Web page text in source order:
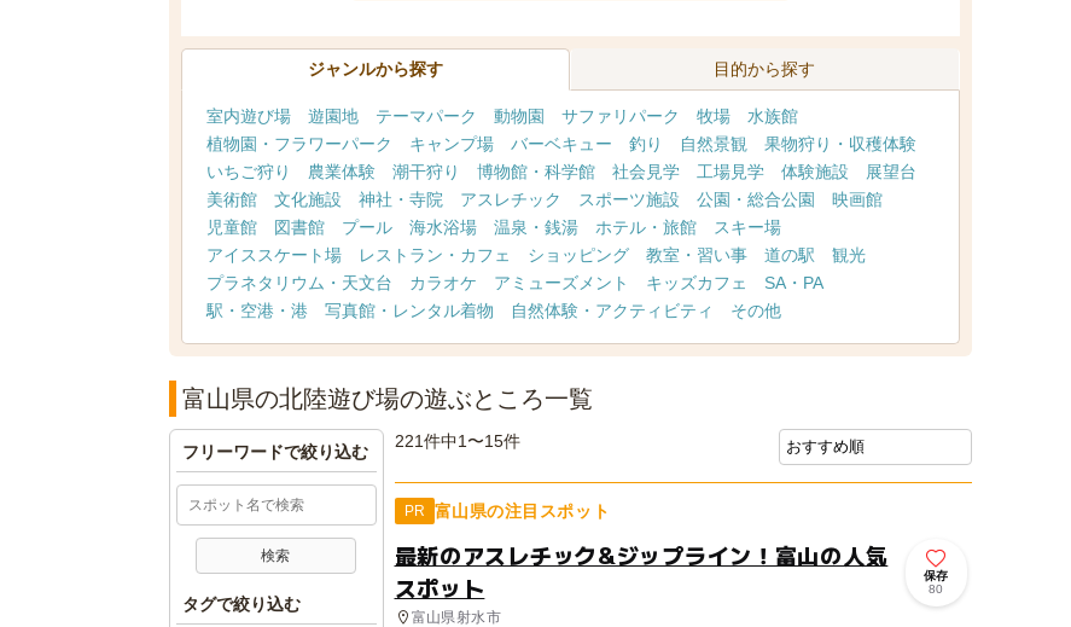
ジャンルから探す 目的から探す
室内遊び場 遊園地 テーマパーク 動物園 サファリパーク 牧場
水族館
植物園・フラワーパーク
キャンプ場 バーベキュー 釣り 自然景観
果物狩り・収穫体験
いちご狩り
農業体験 潮干狩り 博物館・科学館 社会見学 工場見学 体験施設
展望台
美術館
文化施設 神社・寺院 アスレチック スポーツ施設 公園・総合公園
映画館
児童館
図書館 プール 海水浴場 温泉・銭湯 ホテル・旅館
スキー場
アイススケート場
レストラン・カフェ ショッピング 教室・習い事 道の駅
観光
プラネタリウム・天文台
カラオケ アミューズメント キッズカフェ
SA・PA
駅・空港・港
写真館・レンタル着物 自然体験・アクティビティ その他
富山県の北陸遊び場の遊ぶところ一覧
221件中1〜15件
PR 富山県の注目スポット
最新のアスレチック&ジップライン！富山の人気
スポット
富山県射水市
保存
80
フリーワードで絞り込む
タグで絞り込む